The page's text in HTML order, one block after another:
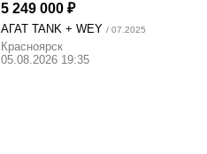
5 249 000
АГАТ TANK + WEY / 07.2025
Красноярск
05.08.2026 19:35